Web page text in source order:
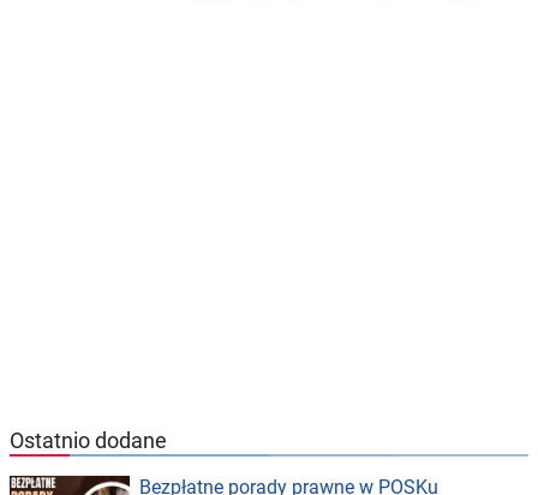
Ostatnio dodane
Bezpłatne porady prawne w POSKu